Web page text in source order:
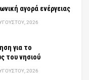
αγορά ενέργειας
2026
για το
του νησιού
2026